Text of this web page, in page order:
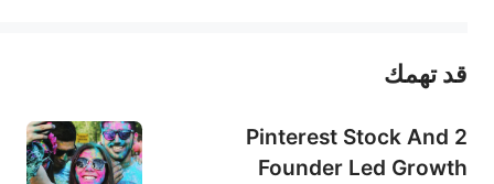
عند الضرورة، يرجى استشارة مستشار استثمار محترف. لا تقدم منصة سهم أي مشورة استثمارية، ولا تقدم أي التزامات أو ضمانات.
قد تهمك
Pinterest Stock And 2
Founder Led Growth